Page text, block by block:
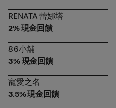
RENATA 蕾娜塔
RENATA 蕾娜塔
2% 現金回饋
86小舖
86小舖
3% 現金回饋
寵愛之名
寵愛之名
3.5% 現金回饋